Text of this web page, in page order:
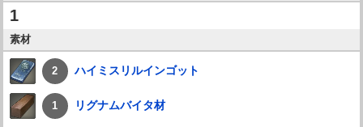
1
素材
2 ハイミスリルインゴット
1 リグナムバイタ材